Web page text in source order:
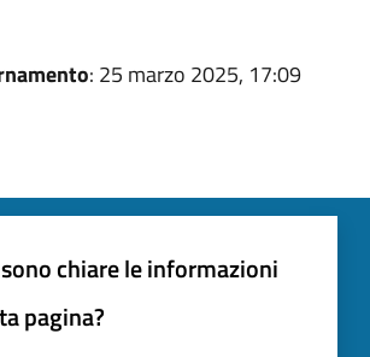
: 25 marzo 2025, 17:09
chiare le informazioni
pagina?